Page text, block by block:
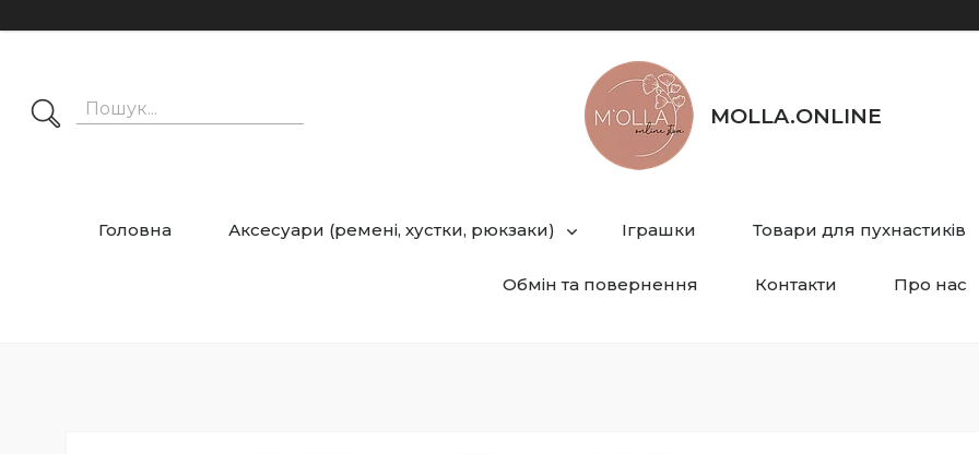
MOLLA.ONLINE
Головна Аксесуари (ремені, хустки, рюкзаки) Іграшки Товари для пухнастиків
Обмін та повернення Контакти Про нас